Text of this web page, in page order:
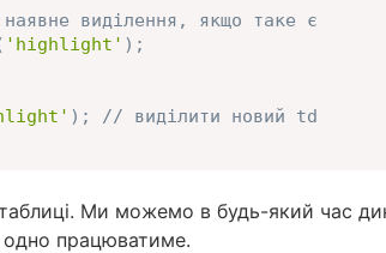
виділення, якщо таке є
'highlight' ) ;
) ;
// виділити новий td
Ми можемо в будь-який час
одно працюватиме.